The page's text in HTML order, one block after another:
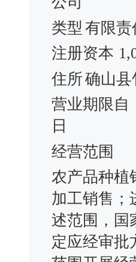
类型 有限责
注册资本
住所确山县
营业期限自
日
经营范围
农产品种植
加工销售；
述范围，国
定应经审批